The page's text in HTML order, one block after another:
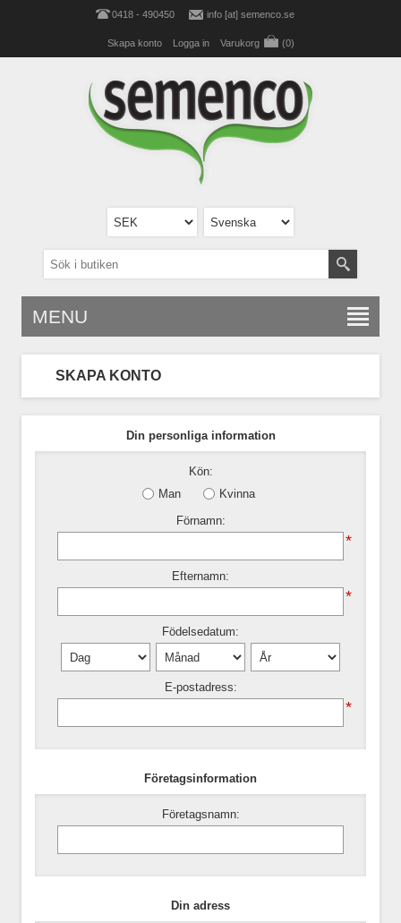
0418 - 490450 info [at] semenco.se
Skapa konto Logga in Varukorg (0)
MENU
SKAPA KONTO
Din personliga information
Kön:
Man
Kvinna
Förnamn:
*
Efternamn:
*
Födelsedatum:
E-postadress:
*
Företagsinformation
Företagsnamn:
Din adress